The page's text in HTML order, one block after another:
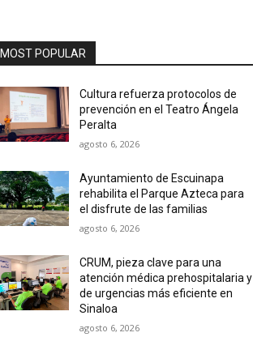
MOST POPULAR
Cultura refuerza protocolos de
prevención en el Teatro Ángela
Peralta
agosto 6, 2026
Ayuntamiento de Escuinapa
rehabilita el Parque Azteca para
el disfrute de las familias
agosto 6, 2026
CRUM, pieza clave para una
atención médica prehospitalaria y
de urgencias más eficiente en
Sinaloa
agosto 6, 2026